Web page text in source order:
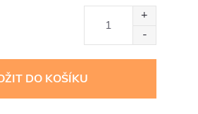
DO KOŠÍKU